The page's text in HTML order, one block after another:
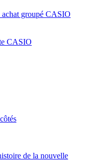
achat groupé CASIO
CASIO
de la nouvelle